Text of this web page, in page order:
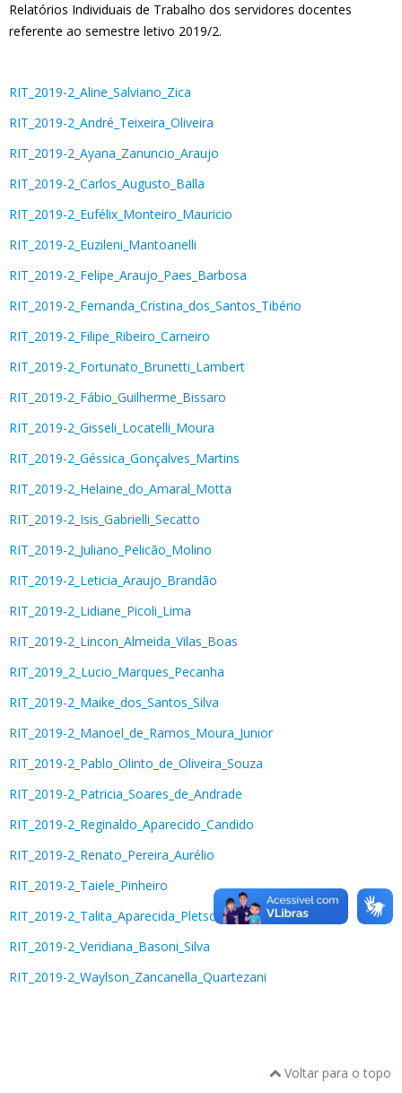
Relatórios Individuais de Trabalho dos servidores docentes
referente ao semestre letivo 2019/2.
RIT_2019-2_Aline_Salviano_Zica
RIT_2019-2_André_Teixeira_Oliveira
RIT_2019-2_Ayana_Zanuncio_Araujo
RIT_2019-2_Carlos_Augusto_Balla
RIT_2019-2_Eufélix_Monteiro_Mauricio
RIT_2019-2_Euzileni_Mantoanelli
RIT_2019-2_Felipe_Araujo_Paes_Barbosa
RIT_2019-2_Fernanda_Cristina_dos_Santos_Tibério
RIT_2019-2_Filipe_Ribeiro_Carneiro
RIT_2019-2_Fortunato_Brunetti_Lambert
RIT_2019-2_Fábio_Guilherme_Bissaro
RIT_2019-2_Gisseli_Locatelli_Moura
RIT_2019-2_Géssica_Gonçalves_Martins
RIT_2019-2_Helaine_do_Amaral_Motta
RIT_2019-2_Isis_Gabrielli_Secatto
RIT_2019-2_Juliano_Pelicão_Molino
RIT_2019-2_Leticia_Araujo_Brandão
RIT_2019-2_Lidiane_Picoli_Lima
RIT_2019-2_Lincon_Almeida_Vilas_Boas
RIT_2019_2_Lucio_Marques_Pecanha
RIT_2019-2_Maike_dos_Santos_Silva
RIT_2019-2_Manoel_de_Ramos_Moura_Junior
RIT_2019-2_Pablo_Olinto_de_Oliveira_Souza
RIT_2019-2_Patricia_Soares_de_Andrade
RIT_2019-2_Reginaldo_Aparecido_Candido
RIT_2019-2_Renato_Pereira_Aurélio
RIT_2019-2_Taiele_Pinheiro
RIT_2019-2_Talita_Aparecida_Pletsch
RIT_2019-2_Veridiana_Basoni_Silva
RIT_2019-2_Waylson_Zancanella_Quartezani
Voltar para o topo